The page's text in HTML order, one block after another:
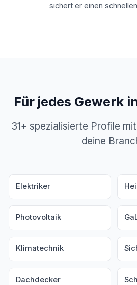
sichert er einen
Für jedes Gewerk
31+ spezialisierte Profile
deine
Elektriker
Photovoltaik
Klimatechnik
Dachdecker